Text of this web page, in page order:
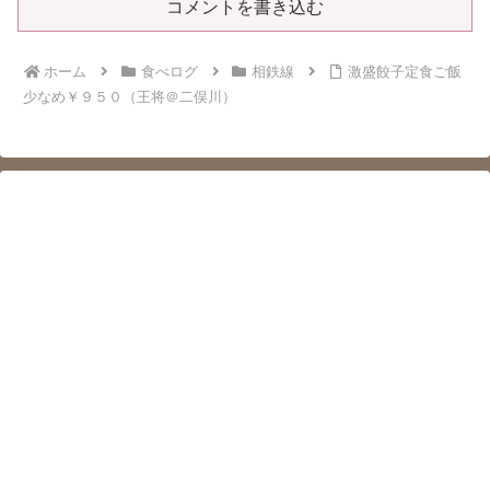
コメントを書き込む
ホーム 食べログ 相鉄線
激盛餃子定食ご飯
少なめ￥９５０（王将＠二俣川）